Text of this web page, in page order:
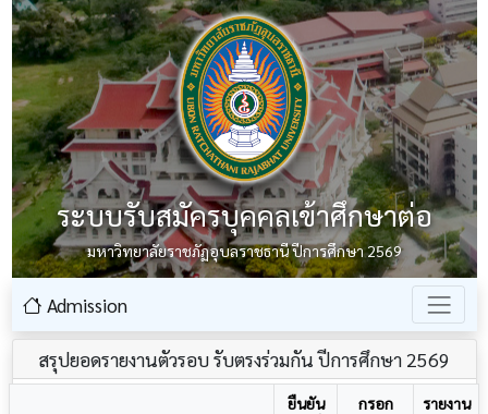
ระบบรับสมัครบุคคลเข้าศึกษาต่อ
มหาวิทยาลัยราชภัฏอุบลราชธานี ปีการศึกษา 2569
Admission
สรุปยอดรายงานตัวรอบ รับตรงร่วมกัน ปีการศึกษา 2569
ยืนยัน
กรอก
รายงาน